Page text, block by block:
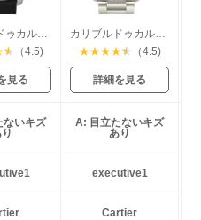
ドライブドゥカルティエ
★ （4.5)
見る
カリブルドゥカルティエ ダイバー
★★★★★ （4.5)
詳細を見る
ないキズ
A: 目立たないキズ
あり
executive1
Cartier